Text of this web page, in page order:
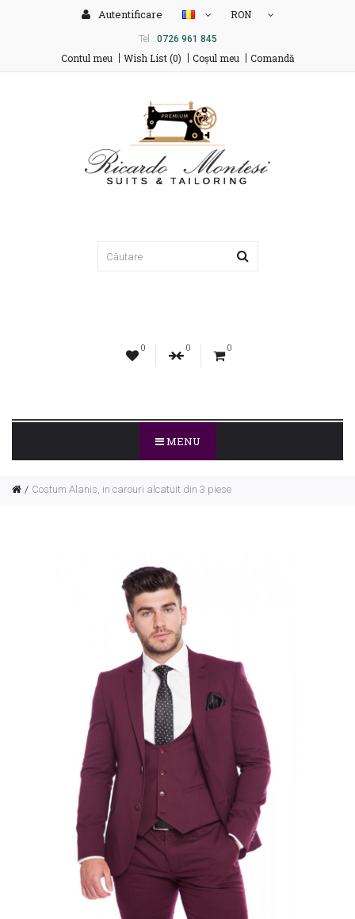
Autentificare RON
Tel.: 0726 961 845
Contul meu Wish List (0) Coşul meu Comandă
0 0 0
MENU
Costum Alanis, in carouri alcatuit din 3 piese
Loading...